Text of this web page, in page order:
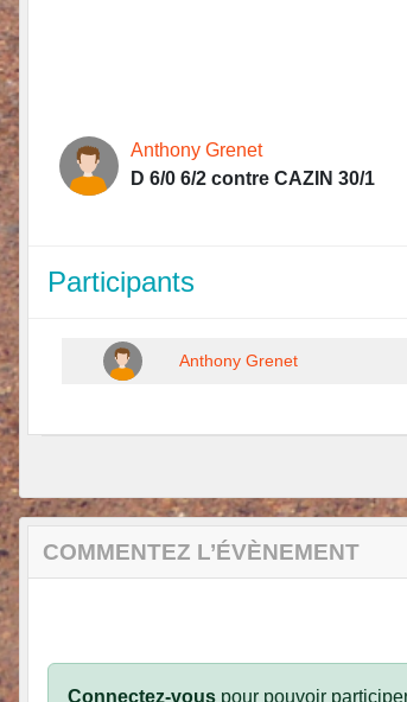
Anthony Grenet
D 6/0 6/2 contre CAZIN 30/1
Participants
Anthony Grenet
COMMENTEZ L’ÉVÈNEMENT
Connectez-vous pour pouvoir